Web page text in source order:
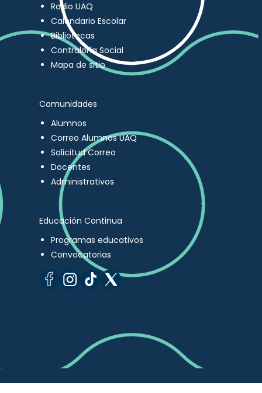
Radio UAQ
Calendario Escolar
Bibliotecas
Contraloría Social
Mapa de sitio
Comunidades
Alumnos
Correo Alumnos UAQ
Solicitud Correo
Docentes
Administrativos
Educación Continua
Programas educativos
Convocatorias